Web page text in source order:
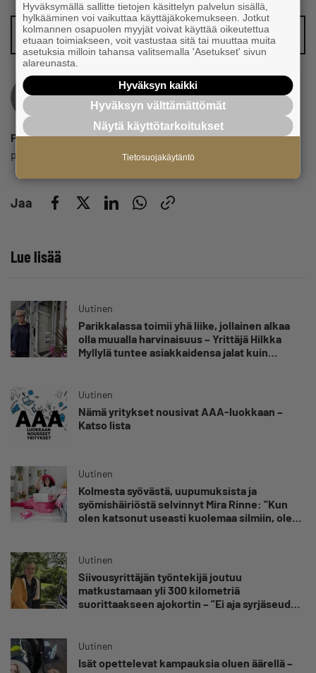
Vinkkaa meille juttuaihe!
Pauli Reinikainen
pauli.reinikainen@yrittajat.fi
Jaa
Lue lisää
Uutinen
Parikkalassa toimii yhä liike, jollainen alkaa
olla muualla harvinaisuus – Yrittäjä Hilkka
Myllylä tuntee asiakkaidensa jalat kuin
Uutinen
Nämä yritykset nousivat AAA-luokkaan –
Katso lista
Uutinen
Kolmesta syövästä, uupumuksista ja
syömishäiriöstä selvinnyt Mira Rinne: ”Kun
olen katsonut useasti kuolemaa silmiin, olen
Uutinen
Siivousyrittäjän työntekijä joutuu
matkustamaan yli 300 kilometriä
suorittaakseen ajokortin – ”Ei aja syrjäseudun
Uutinen
Isät opettelevat kampauksia oluen äärellä –
Hyväksymällä sallitte tietojen käsittelyn palvelun sisällä,
hylkääminen voi vaikuttaa käyttäjäkokemukseen. Jotkut
kolmannen osapuolen myyjät voivat käyttää oikeutettua
etuaan toimiakseen, voit vastustaa sitä tai muuttaa muita
asetuksia milloin tahansa valitsemalla 'Asetukset' sivun
alareunasta.
Hyväksyn kaikki
Hyväksyn välttämättömät
Näytä käyttötarkoitukset
Tietosuojakäytäntö